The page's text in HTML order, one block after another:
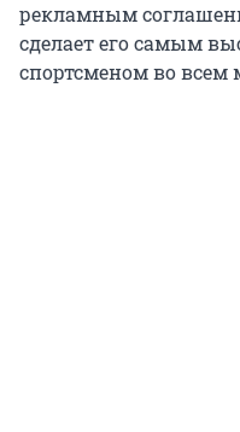
рекламным
сделает его самым
спортсменом во всем